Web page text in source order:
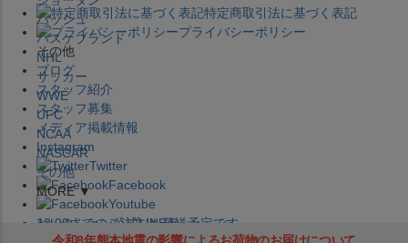
特定商取引法に基づく表記
プライバシーポリシー
その他
ブログ
スタッフ紹介
スタッフ募集
メディア掲載情報
Instagram
Twitter
Facebook
Youtube
セレクション公式LINE@
バッシュ
バスケブランド
NHL
サッカー
WWE
UFC
NCAA
NASCAR
その他
MORE ▼
12:00までのご注文は発送予定です。